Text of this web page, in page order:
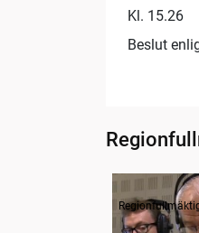
Kl. 15.26
Beslut
Radion